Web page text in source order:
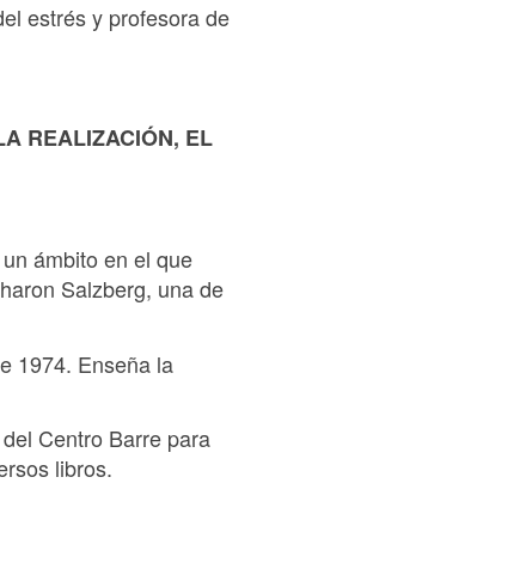
estrés y profesora de
REALIZACIÓN, EL
ámbito en el que
Salzberg, una de
1974. Enseña la
Centro Barre para
libros.